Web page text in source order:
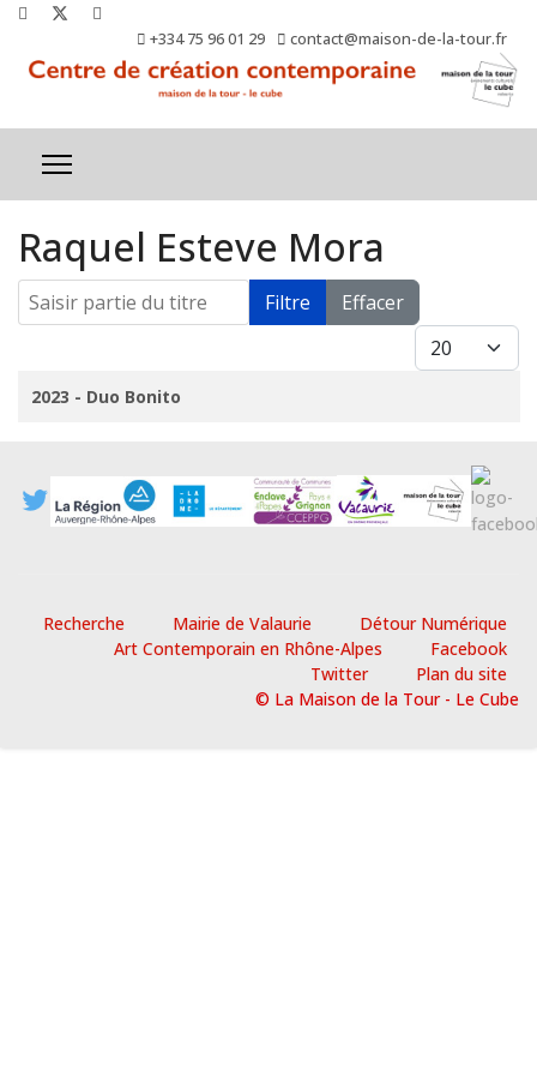
+334 75 96 01 29 contact@maison-de-la-tour.fr
Raquel Esteve Mora
Saisir partie du titre Filtre Effacer
Afficher #
Titre
2023 - Duo Bonito
Recherche Mairie de Valaurie
Détour Numérique
Art Contemporain en Rhône-Alpes
Facebook
Twitter
Plan du site
© La Maison de la Tour - Le Cube